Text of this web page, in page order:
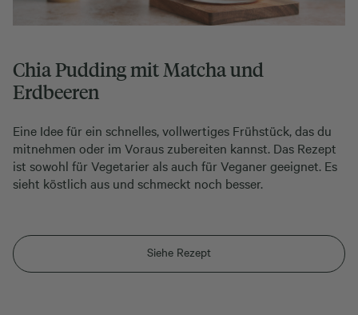
Chia Pudding mit Matcha und
Erdbeeren
Eine Idee für ein schnelles, vollwertiges Frühstück, das du
mitnehmen oder im Voraus zubereiten kannst. Das Rezept
ist sowohl für Vegetarier als auch für Veganer geeignet. Es
sieht köstlich aus und schmeckt noch besser.
Siehe Rezept